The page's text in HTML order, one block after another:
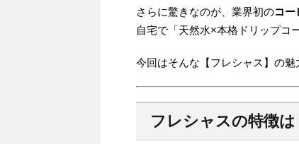
さらに驚きなのが、業界初のコー
自宅で「天然水×本格ドリップコ
今回はそんな【フレシャス】の魅
フレシャスの特徴は